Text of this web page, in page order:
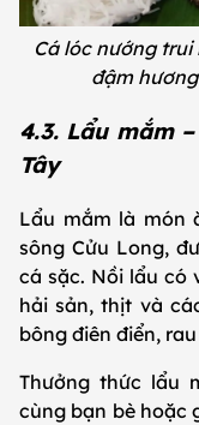
Cá lóc nướng
đậm
4.3. Lẩu mắm
Tây
Lẩu mắm là món
sông Cửu Long,
cá sặc. Nồi lẩu có
hải sản, thịt và
bông điên điển,
Thưởng thức lẩu
cùng bạn bè hoặc